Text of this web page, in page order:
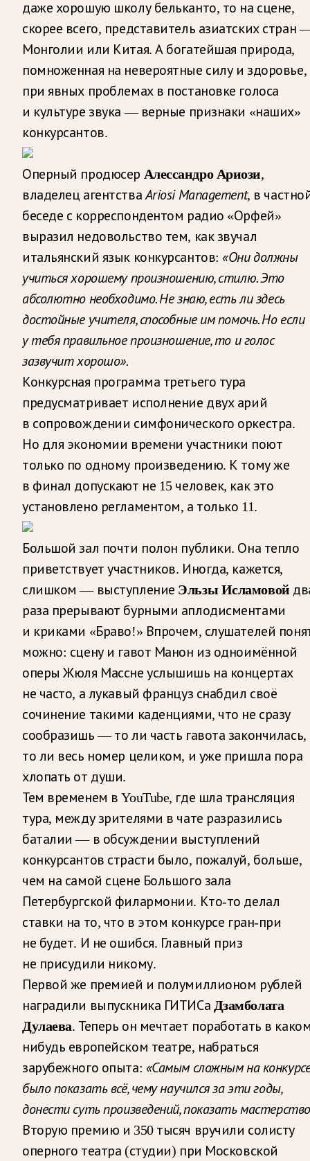
даже хорошую школу бельканто, то на сцене,
скорее всего, представитель азиатских стран
Монголии или Китая. А богатейшая природа,
помноженная на невероятные силу и здоровье,
при явных проблемах в постановке голоса
и культуре звука — верные признаки «наших»
конкурсантов.
Оперный продюсер Алессандро Ариози,
владелец агентства Ariosi Management, в
беседе с корреспондентом радио «Орфей»
выразил недовольство тем, как звучал
итальянский язык конкурсантов: «Они должны
учиться хорошему произношению, стилю. Это
абсолютно необходимо. Не знаю, есть ли здесь
достойные учителя, способные им помочь. Но если
у тебя правильное произношение, то и голос
зазвучит хорошо».
Конкурсная программа третьего тура
предусматривает исполнение двух арий
в сопровождении симфонического оркестра.
Но для экономии времени участники поют
только по одному произведению. К тому же
в финал допускают не 15 человек, как это
установлено регламентом, а только 11.
Большой зал почти полон публики. Она тепло
приветствует участников. Иногда, кажется,
слишком — выступление Эльзы Исламовой
раза прерывают бурными аплодисментами
и криками «Браво!» Впрочем, слушателей
можно: сцену и гавот Манон из одноимённой
оперы Жюля Массне услышишь на концертах
не часто, а лукавый француз снабдил своё
сочинение такими каденциями, что не сразу
сообразишь — то ли часть гавота закончилась,
то ли весь номер целиком, и уже пришла пора
хлопать от души.
Тем временем в YouTube, где шла трансляция
тура, между зрителями в чате разразились
баталии — в обсуждении выступлений
конкурсантов страсти было, пожалуй, больше,
чем на самой сцене Большого зала
Петербургской филармонии. Кто-то делал
ставки на то, что в этом конкурсе гран-при
не будет. И не ошибся. Главный приз
не присудили никому.
Первой же премией и полумиллионом рублей
наградили выпускника ГИТИСа Дзамболата
Дулаева. Теперь он мечтает поработать в
нибудь европейском театре, набраться
зарубежного опыта: «Самым сложным на
было показать всё, чему научился за эти годы,
донести суть произведений, показать
Вторую премию и 350 тысяч вручили солисту
оперного театра (студии) при Московской